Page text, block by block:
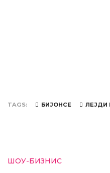
TAGS БИЈОНСЕ ЛЕЈДИ
ШОУ-БИЗНИС